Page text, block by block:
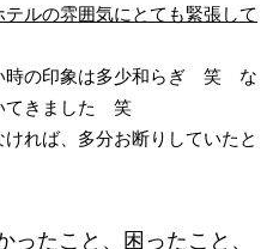
ルの雰囲気にとても緊張して
時の印象は多少和らぎ 笑 な
てきました 笑
れば、多分お断りしていたと
たこと、困ったこと、